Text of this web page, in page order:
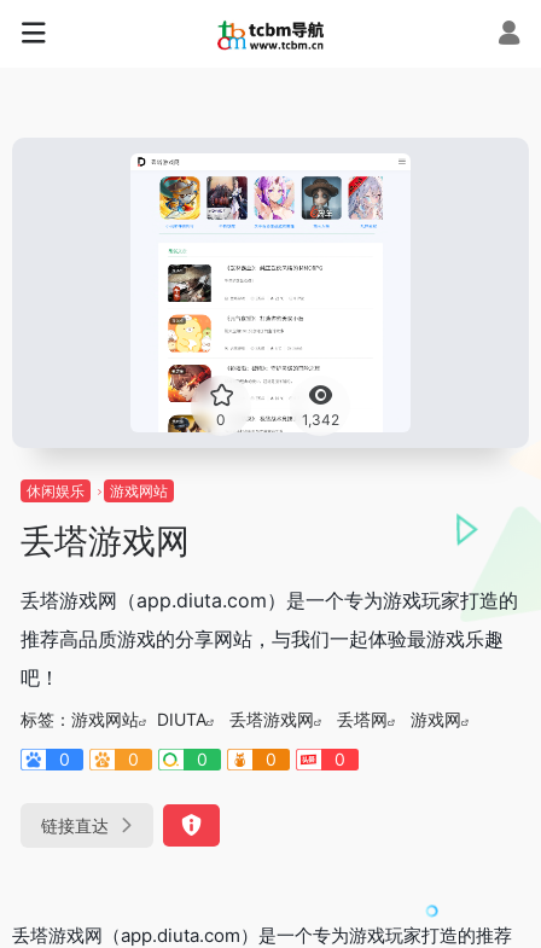
0 1,342
休闲娱乐 游戏网站
丢塔游戏网
丢塔游戏网（app.diuta.com）是一个专为游戏玩家打造的
推荐高品质游戏的分享网站，与我们一起体验最游戏乐趣
吧！
标签： 游戏网站 DIUTA 丢塔游戏网 丢塔网
游戏网
0
0 0 0 0
链接直达
丢塔游戏网（app.diuta.com）是一个专为游戏玩家打造的推荐